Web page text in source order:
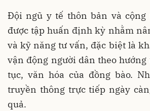
Đội ngũ y tế thôn bản và cộng
được tập huấn định kỳ nhằm
và kỹ năng tư vấn, đặc biệt là
vận động người dân theo
tục, văn hóa của đồng bào.
truyền thông trực tiếp ngày
quả.